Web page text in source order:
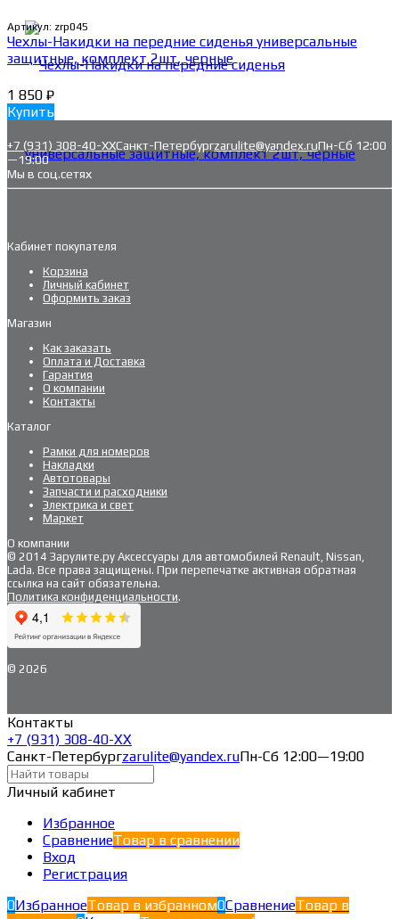
Артикул: zrp045
Чехлы-Накидки на передние сиденья универсальные
защитные, комплект 2шт, черные
1 850 ₽
Купить
+7 (931) 308-40-ХХСанкт-Петербургzarulite@yandex.ruПн-Сб 12:00
—19:00
Мы в соц.сетях
Кабинет покупателя
Корзина
Личный кабинет
Оформить заказ
Магазин
Как заказать
Оплата и Доставка
Гарантия
О компании
Контакты
Каталог
Рамки для номеров
Накладки
Автотовары
Запчасти и расходники
Электрика и свет
Маркет
О компании
© 2014 Зарулите.ру Аксессуары для автомобилей Renault, Nissan,
Lada. Все права защищены. При перепечатке активная обратная
ссылка на сайт обязательна.
Политика конфиденциальности.
© 2026
Контакты
+7 (931) 308-40-ХХ
Санкт-Петербургzarulite@yandex.ruПн-Сб 12:00—19:00
Личный кабинет
Избранное
СравнениеТовар в сравнении
Вход
Регистрация
0ИзбранноеТовар в избранном0СравнениеТовар в